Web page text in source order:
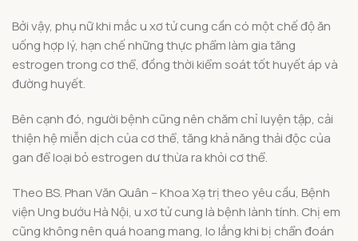
Bởi vậy, phụ nữ khi mắc u xơ tử cung cần có một chế độ ăn
uống hợp lý, hạn chế những thực phẩm làm gia tăng
estrogen trong cơ thể, đồng thời kiểm soát tốt huyết áp và
đường huyết.
Bên cạnh đó, người bệnh cũng nên chăm chỉ luyện tập, cải
thiện hệ miễn dịch của cơ thể, tăng khả năng thải độc của
gan để loại bỏ estrogen dư thừa ra khỏi cơ thể.
Theo BS. Phan Văn Quân – Khoa Xạ trị theo yêu cầu, Bệnh
viện Ung bướu Hà Nội, u xơ tử cung là bệnh lành tính. Chị em
cũng không nên quá hoang mang, lo lắng khi bị chẩn đoán